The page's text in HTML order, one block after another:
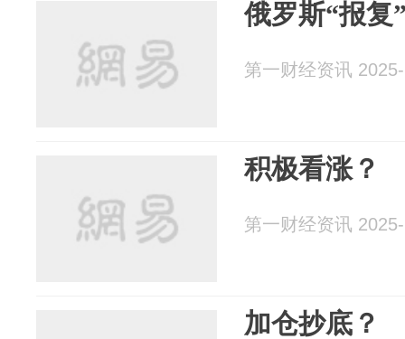
俄罗斯“报复
第一财经资讯
积极看涨？
第一财经资讯
加仓抄底？